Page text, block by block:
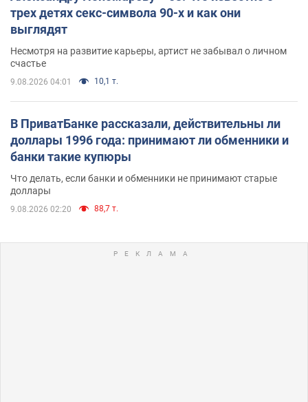
трех детях секс-символа 90-х и как они
выглядят
Несмотря на развитие карьеры, артист не забывал о личном
счастье
9.08.2026 04:01 10,1 т.
В ПриватБанке рассказали, действительны ли
доллары 1996 года: принимают ли обменники и
банки такие купюры
Что делать, если банки и обменники не принимают старые
доллары
9.08.2026 02:20 88,7 т.